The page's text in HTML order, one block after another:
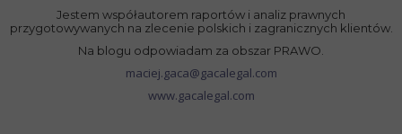
Jestem współautorem raportów i analiz prawnych
przygotowywanych na zlecenie polskich i zagranicznych klientów.
Na blogu odpowiadam za obszar PRAWO.
maciej.gaca@gacalegal.com
www.gacalegal.com